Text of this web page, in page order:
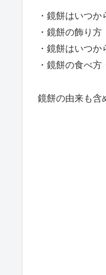
・鏡餅はいつか
・鏡餅の飾り方
・鏡餅はいつか
・鏡餅の食べ方
鏡餅の由来も含